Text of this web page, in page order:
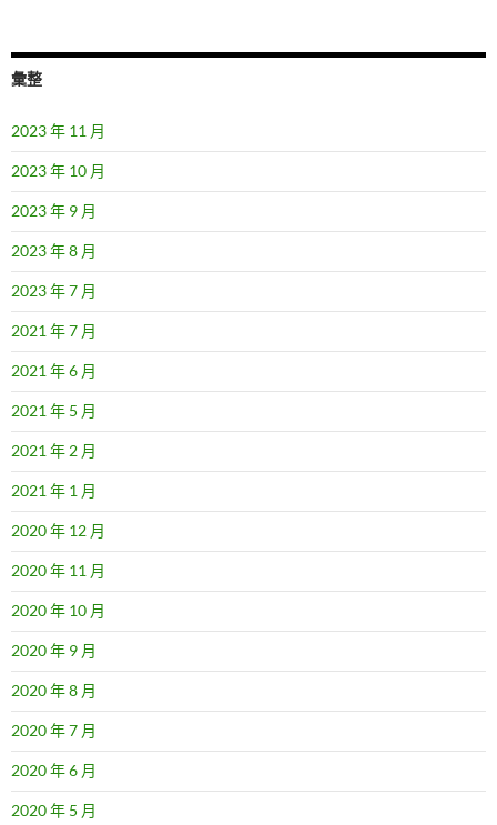
彙整
2023 年 11 月
2023 年 10 月
2023 年 9 月
2023 年 8 月
2023 年 7 月
2021 年 7 月
2021 年 6 月
2021 年 5 月
2021 年 2 月
2021 年 1 月
2020 年 12 月
2020 年 11 月
2020 年 10 月
2020 年 9 月
2020 年 8 月
2020 年 7 月
2020 年 6 月
2020 年 5 月